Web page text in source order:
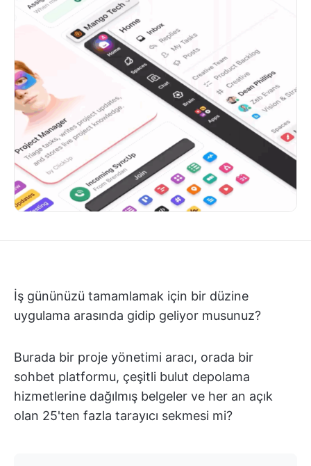
İş gününüzü tamamlamak için bir düzine
uygulama arasında gidip geliyor musunuz?
Burada bir proje yönetimi aracı, orada bir
sohbet platformu, çeşitli bulut depolama
hizmetlerine dağılmış belgeler ve her an açık
olan 25'ten fazla tarayıcı sekmesi mi?